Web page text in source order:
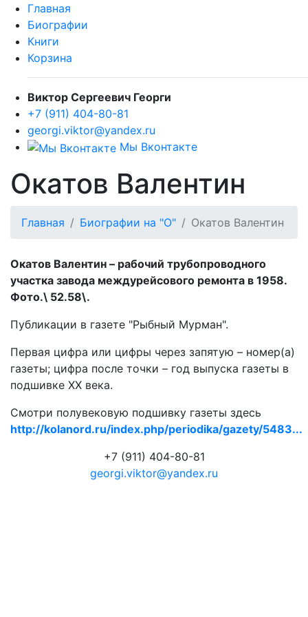
Главная
Биографии
Книги
Корзина
Виктор Сергеевич Георги
+7 (911) 404-80-81
georgi.viktor@yandex.ru
Мы Вконтакте
Окатов Валентин
Главная Биографии на "О" Окатов Валентин
Окатов Валентин – рабочий трубопроводного
участка завода междурейсового ремонта в 1958.
Фото.\ 52.58\.
Публикации в газете "Рыбный Мурман".
Первая цифра или цифры через запятую – номер(а)
газеты; цифра после точки – год выпуска газеты в
подшивке ХХ века.
Смотри полувековую подшивку газеты здесь
http://kolanord.ru/index.php/periodika/gazety/5483...
+7 (911) 404-80-81
georgi.viktor@yandex.ru